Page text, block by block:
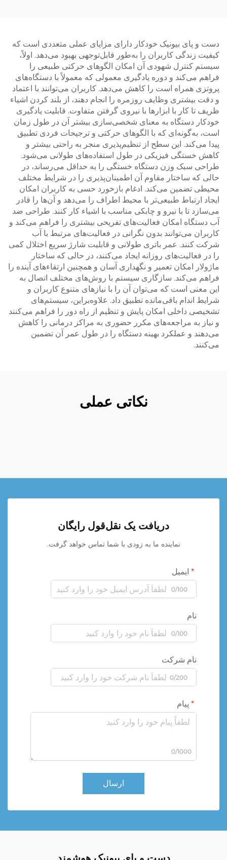
دست و پای بیونیک خودکار دارای مزایای عملی متعددی است که
کیفیت زندگی کاربران را به‌طور قابل‌توجهی بهبود می‌دهد. اولاً،
سیستم کنترل شهودی آن امکان الگوهای حرکتی طبیعی را
فراهم می‌کند و دوره یادگیری معمولی که معمولاً با دستگاه‌های
پروتزی همراه است را کاهش می‌دهد. کاربران می‌توانند با اعتماد
و دقت بیشتری وظایف روزمره را انجام دهند، از بلند کردن اشیاء
ظریف تا کار با ابزارها با نیروی گرفتن متفاوت. قابلیت یادگیری
خودکار دستگاه به معنای شخصی‌سازی بیشتر آن در طول زمان
است، به‌گونه‌ای که با الگوهای حرکتی و ترجیحات فردی تطبیق
پیدا می‌کند. این سطح از تنظیم‌پذیری منجر به راحتی بیشتر و
کاهش خستگی فیزیکی در طول استفاده‌های طولانی می‌شود.
طراحی سبک وزن دستگاه خستگی را به حداقل می‌رساند، در
حالی که ساختار مقاوم آن اطمینان‌پذیری را در شرایط مختلف
محیطی تضمین می‌کند. ادغام بازخورد حسی به کاربران امکان
ایجاد ارتباط طبیعی‌تر با محیط اطراف را می‌دهد و آن‌ها را قادر
می‌سازد تا با نیرو و چابکی مناسب با اشیاء کار کنند. طراحی ضد
آب دستگاه امکان فعالیت‌های تفریحی بیشتری را فراهم می‌کند و
کاربران می‌توانند بدون نگرانی در فعالیت‌های مرتبط با آب
شرکت کنند. عمر باتری طولانی و قابلیت شارژ سریع اختلال کمی
را در فعالیت‌های روزانه ایجاد می‌کنند، در حالی که ساختار
ماژولار امکان تعمیر و نگهداری آسان و همچنین ارتقاء‌های آینده را
فراهم می‌کند. سازگاری سیستم با روش‌های مختلف اتصال به
این معنی است که می‌توان آن را با نیازهای متنوع کاربران و
شرایط اندام باقی‌مانده تطبیق داد. علاوه‌براین، سیستم‌های
تشخیصی داخلی امکان پایش و تنظیم از راه دور را فراهم می‌کنند
و نیاز به مراجعه‌های مکرر حضوری به مراکز درمانی را کاهش
می‌دهند و عملکرد بهینه دستگاه را در طول عمر آن تضمین
می‌کنند.
نکاتی عملی
دریافت یک نقل‌قول رایگان
نماینده ما به زودی با شما تماس خواهد گرفت.
ایمیل
0/100
نام
0/100
نام شرکت
0/200
پیام
0/1000
ارسال